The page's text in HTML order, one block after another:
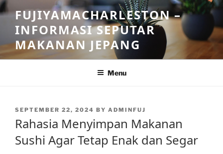
Skip
to
content
FUJIYAMACHARLESTON –
INFORMASI SEPUTAR
MAKANAN JEPANG
Menu
POSTED
SEPTEMBER 22, 2024 BY ADMINFUJ
Rahasia Menyimpan Makanan
Sushi Agar Tetap Enak dan Segar